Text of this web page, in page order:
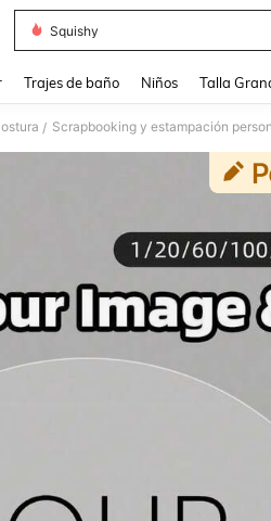
Squishy
Trajes de baño Niños Talla
/ Scrapbooking y estampación